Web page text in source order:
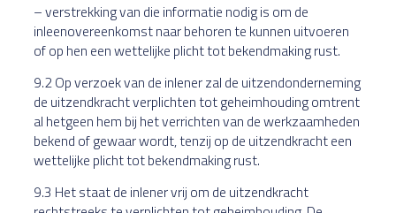
– verstrekking van die informatie nodig is om de
inleenovereenkomst naar behoren te kunnen uitvoeren
of op hen een wettelijke plicht tot bekendmaking rust.
9.2 Op verzoek van de inlener zal de uitzendonderneming
de uitzendkracht verplichten tot geheimhouding omtrent
al hetgeen hem bij het verrichten van de werkzaamheden
bekend of gewaar wordt, tenzij op de uitzendkracht een
wettelijke plicht tot bekendmaking rust.
9.3 Het staat de inlener vrij om de uitzendkracht